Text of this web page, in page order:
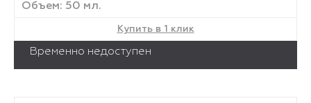
Объем: 50 мл.
Купить в 1 клик
Временно недоступен